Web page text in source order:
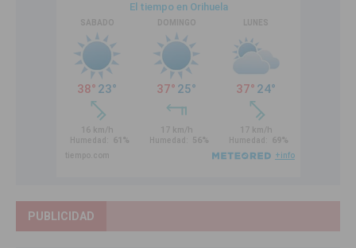
PUBLICIDAD